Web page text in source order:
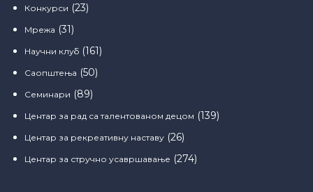
Конкурси (23)
Мрежа (31)
Научни клуб (161)
Саопштења (50)
Семинари (89)
Центар за рад са талентованом децом (139)
Центар за рекреативну наставу (26)
Центар за стручно усавршавање (274)